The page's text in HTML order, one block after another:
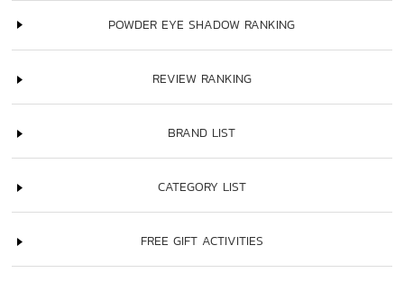
POWDER EYE SHADOW RANKING
REVIEW RANKING
BRAND LIST
CATEGORY LIST
FREE GIFT ACTIVITIES